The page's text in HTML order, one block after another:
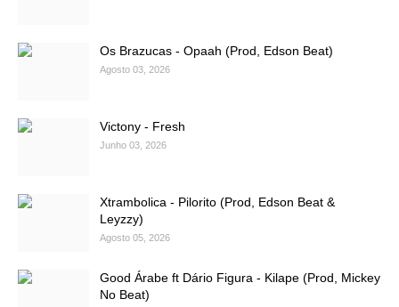
Os Brazucas - Opaah (Prod, Edson Beat)
Agosto 03, 2026
Victony - Fresh
Junho 03, 2026
Xtrambolica - Pilorito (Prod, Edson Beat &
Leyzzy)
Agosto 05, 2026
Good Árabe ft Dário Figura - Kilape (Prod, Mickey
No Beat)